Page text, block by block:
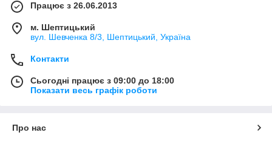
Працює з 26.06.2013
м. Шептицький
вул. Шевченка 8/3, Шептицький, Україна
Контакти
Сьогодні працює з 09:00 до 18:00
Показати весь графік роботи
Про нас